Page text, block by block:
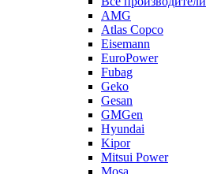
AMG
Atlas Copco
Eisemann
EuroPower
Fubag
Geko
Gesan
GMGen
Hyundai
Kipor
Mitsui Power
Mosa